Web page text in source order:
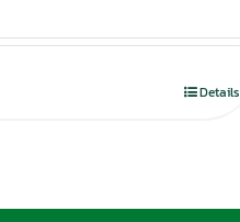
Details